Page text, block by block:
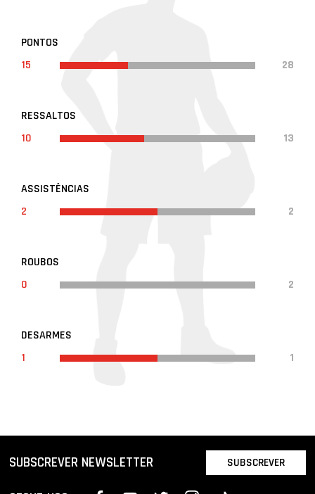
PONTOS
15
28
RESSALTOS
10
13
ASSISTÊNCIAS
2
2
ROUBOS
0
2
DESARMES
1
1
SUBSCREVER NEWSLETTER SUBSCREVER